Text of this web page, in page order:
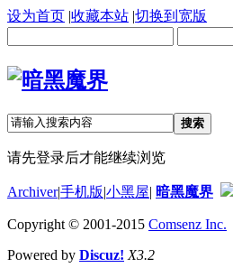
设为首页 |收藏本站 |切换到宽版
搜索
请先登录后才能继续浏览
Archiver|手机版|小黑屋| 暗黑魔界
Copyright © 2001-2015 Comsenz Inc.
Powered by Discuz! X3.2